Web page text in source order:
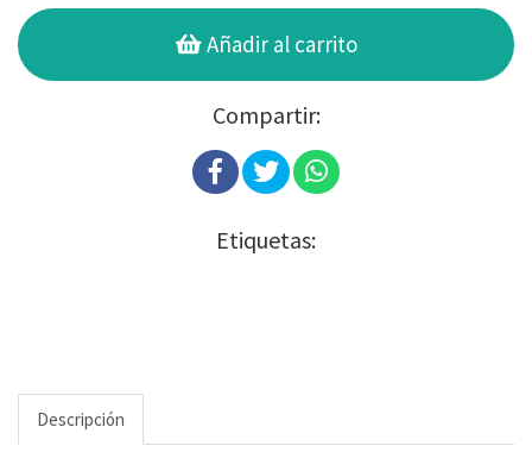
Añadir al carrito
Compartir:
Etiquetas:
Descripción